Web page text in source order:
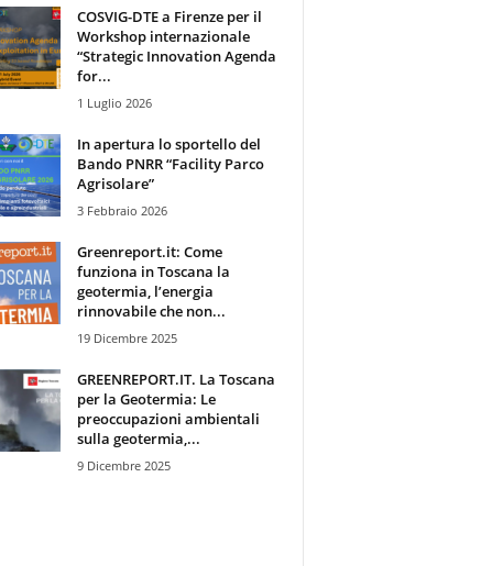
COSVIG-DTE a Firenze per il
Workshop internazionale
“Strategic Innovation Agenda
for...
1 Luglio 2026
In apertura lo sportello del
Bando PNRR “Facility Parco
Agrisolare”
3 Febbraio 2026
Greenreport.it: Come
funziona in Toscana la
geotermia, l’energia
rinnovabile che non...
19 Dicembre 2025
GREENREPORT.IT. La Toscana
per la Geotermia: Le
preoccupazioni ambientali
sulla geotermia,...
9 Dicembre 2025